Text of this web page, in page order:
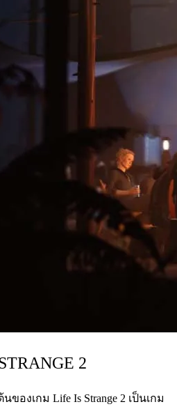
2
ของเกม Life Is Strange 2 เป็นเกม